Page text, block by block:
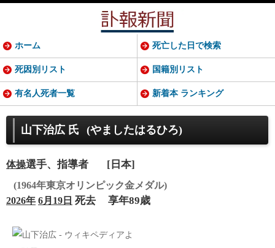
山下治広 氏 (やましたはるひろ)
体操選手、指導者 [日本]
(1964年東京オリンピック金メダル)
2026年 6月19日 死去 享年89歳
ホーム 死亡した日で検索
死因別リスト 国籍別リスト
有名人死者一覧 新着本 ランキング